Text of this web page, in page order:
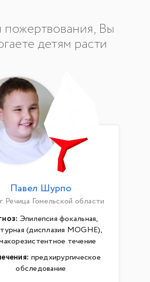
пожертвования, Вы
детям расти
Павел Шурпо
Речица Гомельской области
Эпилепсия фокальная,
(дисплазия MOGHE),
течение
предхирургическое
обследование